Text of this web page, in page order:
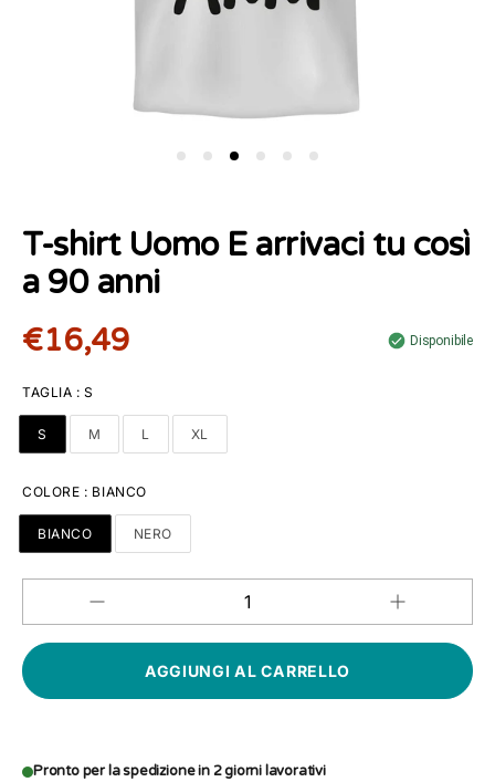
T-shirt Uomo E arrivaci tu così
a 90 anni
€16,49 Disponibile
TAGLIA :S
S M L XL
COLORE : BIANCO
BIANCO NERO
Diminuisci
quantità
per
Uomo
così
Aumenta
quantità
Pronto per la spedizione in 2 giorni lavorativi